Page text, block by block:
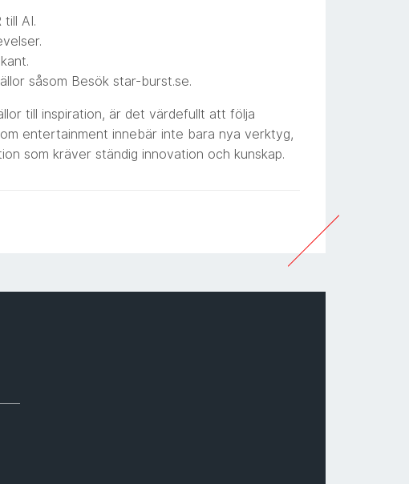
AI.
såsom Besök star-burst.se.
till inspiration, är det värdefullt att följa
entertainment innebär inte bara nya verktyg,
som kräver ständig innovation och kunskap.